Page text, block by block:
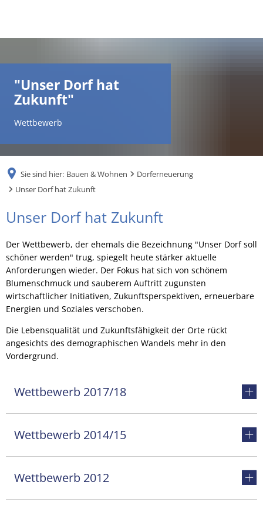
DE
UK
RU
"Unser Dorf hat
Zukunft"
Wettbewerb
Sie sind hier: Bauen & Wohnen
Dorferneuerung
Unser Dorf hat Zukunft
Unser
Dorf
hat
Zukunft
Unser Dorf hat Zukunft
Der Wettbewerb, der ehemals die Bezeichnung "Unser Dorf soll
schöner werden" trug, spiegelt heute stärker aktuelle
Anforderungen wieder. Der Fokus hat sich von schönem
Blumenschmuck und sauberem Auftritt zugunsten
wirtschaftlicher Initiativen, Zukunftsperspektiven, erneuerbare
Energien und Soziales verschoben.
Die Lebensqualität und Zukunftsfähigkeit der Orte rückt
angesichts des demographischen Wandels mehr in den
Vordergrund.
Wettbewerb 2017/18
Wettbewerb 2014/15
Wettbewerb 2012